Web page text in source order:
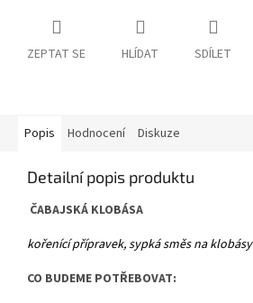
ZEPTAT SE HLÍDAT SDÍLET
Popis Hodnocení Diskuze
Detailní popis produktu
ČABAJSKÁ KLOBÁSA
kořenící přípravek, sypká směs na klobásy
CO BUDEME POTŘEBOVAT: